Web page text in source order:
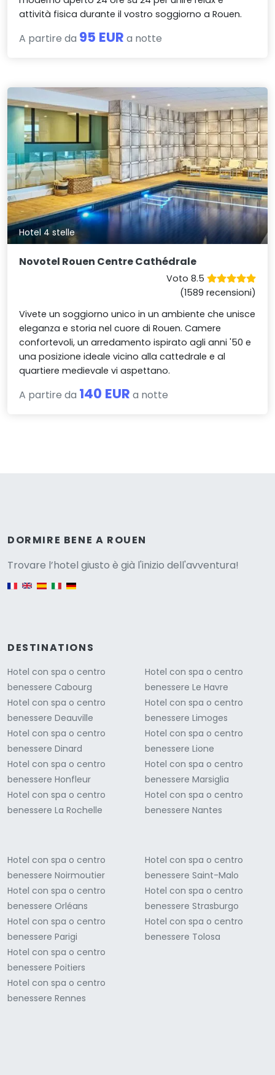
attività fisica durante il vostro soggiorno a Rouen.
A partire da 95 EUR a notte
Hotel 4 stelle
Novotel Rouen Centre Cathédrale
Voto 8.5
(1589 recensioni)
Vivete un soggiorno unico in un ambiente che unisce
eleganza e storia nel cuore di Rouen. Camere
confortevoli, un arredamento ispirato agli anni '50 e
una posizione ideale vicino alla cattedrale e al
quartiere medievale vi aspettano.
A partire da 140 EUR a notte
DORMIRE BENE A ROUEN
Trovare l’hotel giusto è già l'inizio dell'avventura!
DESTINATIONS
Hotel con spa o centro
benessere Cabourg
Hotel con spa o centro
benessere Deauville
Hotel con spa o centro
benessere Dinard
Hotel con spa o centro
benessere Honfleur
Hotel con spa o centro
benessere La Rochelle
Hotel con spa o centro
benessere Le Havre
Hotel con spa o centro
benessere Limoges
Hotel con spa o centro
benessere Lione
Hotel con spa o centro
benessere Marsiglia
Hotel con spa o centro
benessere Nantes
Hotel con spa o centro
benessere Noirmoutier
Hotel con spa o centro
benessere Orléans
Hotel con spa o centro
benessere Parigi
Hotel con spa o centro
benessere Poitiers
Hotel con spa o centro
benessere Rennes
Hotel con spa o centro
benessere Saint-Malo
Hotel con spa o centro
benessere Strasburgo
Hotel con spa o centro
benessere Tolosa